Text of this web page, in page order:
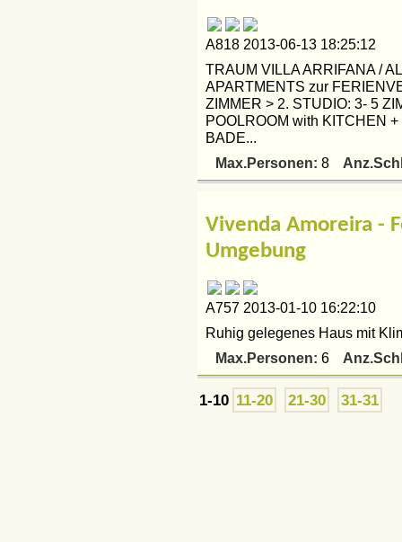
A818 2013-06-13 18:25:12
TRAUM VILLA ARRIFANA /
APARTMENTS zur
ZIMMER > 2. STUDIO: 3- 5
POOLROOM with KITCHEN
BADE...
Max.Personen: 8
Vivenda Amoreira -
Umgebung
A757 2013-01-10 16:22:10
Ruhig gelegenes Haus mit
Max.Personen: 6
1-10 11-20 21-30 31-31